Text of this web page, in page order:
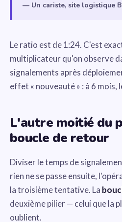
— Un cariste, site logistique
Le ratio est de 1:24. C'est
multiplicateur qu'on observe
signalements après
effet « nouveauté » : à 6 mois,
L'autre moitié du
boucle de retour
Diviser le temps de
rien ne se passe ensuite,
la troisième tentative. La
deuxième pilier — celui que la
oublient.